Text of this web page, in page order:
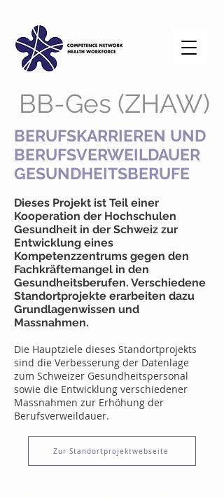
BB-Ges (ZHAW)
BERUFSKARRIEREN UND
BERUFSVERWEILDAUER
GESUNDHEITSBERUFE
Dieses Projekt ist Teil einer
Kooperation der Hochschulen
Gesundheit in der Schweiz zur
Entwicklung eines
Kompetenzzentrums gegen den
Fachkräftemangel in den
Gesundheitsberufen. Verschiedene
Standortprojekte erarbeiten dazu
Grundlagenwissen und
Massnahmen.
Die Hauptziele dieses Standortprojekts
sind die Verbesserung der Datenlage
zum Schweizer Gesundheitspersonal
sowie die Entwicklung verschiedener
Massnahmen zur Erhöhung der
Berufsverweildauer.
Zur Standortprojektwebseite